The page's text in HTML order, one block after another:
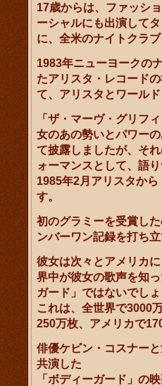
17歳からは、ファッシ
ーシャルにも出演して
に、全米のナイトクラ
1983年ニューヨークの
たアリスタ・レコード
て、アリスタとワール
「ザ・マーヴ・グリフ
女のあの勢いとパワー
て披露しましたが、そ
ォーマンスとして、語
1985年2月アリスタか
す。
初のグラミーを受賞し
ンバーワン記録を打ち
彼女は次々とアメリカ
界中が彼女の歌声を知
ガード」ではないでしょ
これは、全世界で3000
250万枚、アメリカで
俳優ケビン・コスナー
共演した
「ボディーガード」の